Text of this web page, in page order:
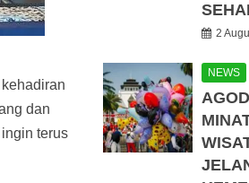
dan
terus
2
NEWS